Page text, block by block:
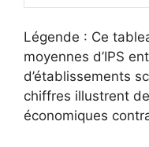
Légende : Ce
moyennes d’IPS
d’établissements
chiffres illustrent
économiques